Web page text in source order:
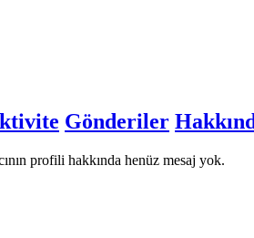
Gönderiler
profili hakkında henüz mesaj yok.